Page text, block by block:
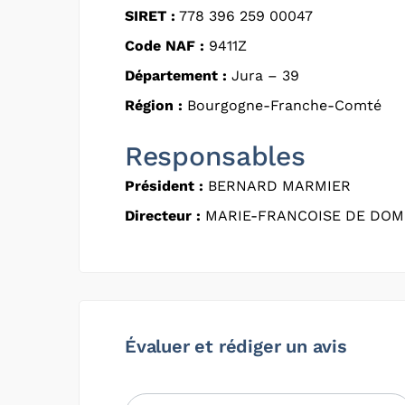
SIRET : 778 396 259 00047
Code NAF : 9411Z
Département : Jura – 39
Région : Bourgogne-Franche-Comté
Responsables
Président : BERNARD MARMIER
Directeur : MARIE-FRANCOISE DE
Évaluer et rédiger un avis